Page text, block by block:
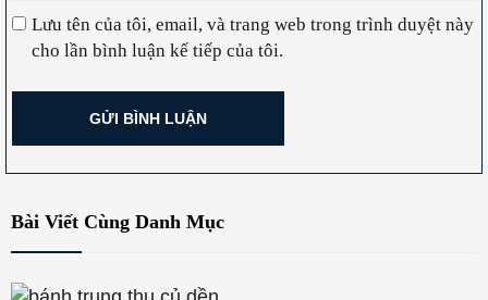
Lưu tên của tôi, email, và trang web trong trình duyệt này
cho lần bình luận kế tiếp của tôi.
Bài Viết Cùng Danh Mục